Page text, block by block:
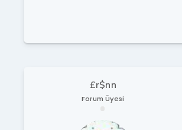
£r$nn
Forum Üyesi